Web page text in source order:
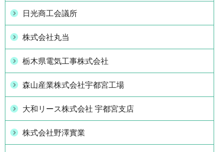
日光商工会議所
株式会社丸当
栃木県電気工事株式会社
森山産業株式会社宇都宮工場
大和リース株式会社 宇都宮支店
株式会社野澤實業